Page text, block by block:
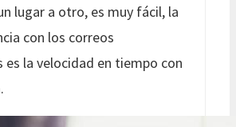
lugar a otro, es muy fácil, la
con los correos
es la velocidad en tiempo con